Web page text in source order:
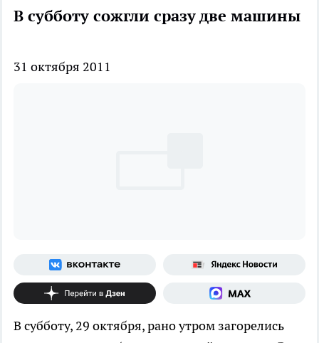
В субботу сожгли сразу две машины
31 октября 2011
В субботу, 29 октября, рано утром загорелись